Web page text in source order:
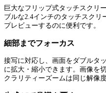
巨大なフリップ式タッチスクリ
ブルな2.4インチのタッチスクリ
プレビューするのに便利です。
細部までフォーカス
接写に対応し、画面をダブルタ
に拡大・縮小できます。画像を
クラリティーズームは同じ解像